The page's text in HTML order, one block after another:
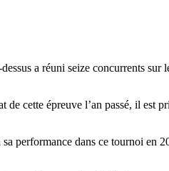
a réuni seize concurrents sur
cette épreuve l’an passé, il est
performance dans ce tournoi en